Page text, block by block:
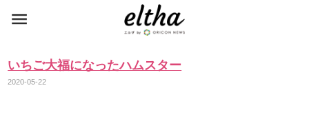
いちご大福になったハムスター
2020-05-22